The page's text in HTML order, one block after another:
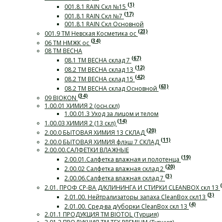
001.8.1 RAIN Скл №15 (1)
001.8.1 RAIN Скл №7 (17)
001.8.1 RAIN Скл Основной
001.9 ТМ Невская Косметика ос (23)
06 ТМ НМЖК ос (34)
08 ТМ ВЕСНА
08.1 ТМ ВЕСНА склад 7 (67)
08.2 ТМ ВЕСНА склад 13 (12)
08.2 ТМ ВЕСНА склад 15 (42)
08.2 ТМ ВЕСНА склад Основной (63)
09 BIOKON (34)
1.00.01 ХИМИЯ 2 (осн.скл)
1.00.01.3 Уход за лицом и телом
1.00.03 ХИМИЯ 2 (13 скл) (14)
2.00.0 БЫТОВАЯ ХИМИЯ 13 СКЛАД (20)
2.00.0 БЫТОВАЯ ХИМИЯ флэш 7 СКЛАД (11)
2.00.00.САЛФЕТКИ ВЛАЖНЫЕ
2.00.01.Салфетка влажная и полотенца (19)
2.00.02 Салфетка влажная склад 2 (20)
2.00.06.Салфетка влажная склад 7 (3)
2.01. ПРОФ СР-ВА Д/КЛИНИНГА И СТИРКИ СLEANBOX скл 13
2.01.00. Нейтрализаторы запаха CleanBox скл13 (3)
2.01.00. Сред-ва д/уборки CleanBox скл 13 (4)
2.01.1 ПРОДУКЦИЯ ТМ BIOTOL (Турция)